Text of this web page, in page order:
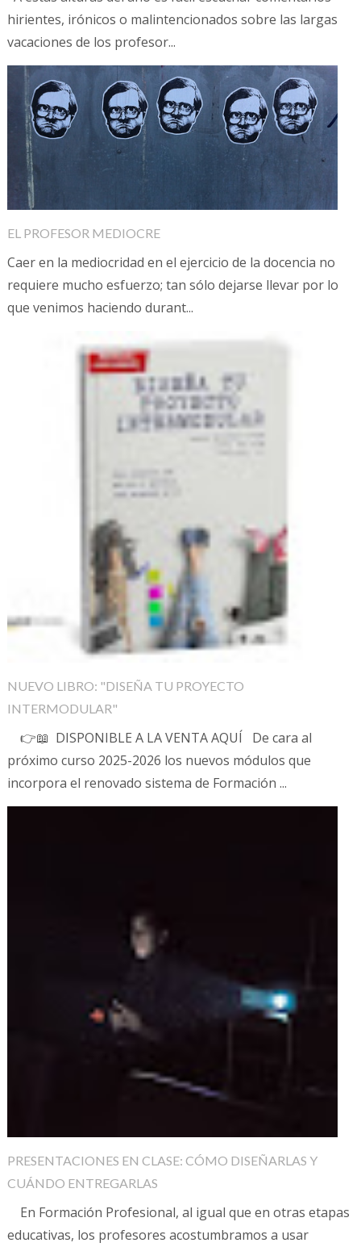
hirientes, irónicos o malintencionados sobre las largas
vacaciones de los profesor...
EL PROFESOR MEDIOCRE
Caer en la mediocridad en el ejercicio de la docencia no
requiere mucho esfuerzo; tan sólo dejarse llevar por lo
que venimos haciendo durant...
NUEVO LIBRO: "DISEÑA TU PROYECTO
INTERMODULAR"
👉📖 DISPONIBLE A LA VENTA AQUÍ De cara al
próximo curso 2025-2026 los nuevos módulos que
incorpora el renovado sistema de Formación ...
PRESENTACIONES EN CLASE: CÓMO DISEÑARLAS Y
CUÁNDO ENTREGARLAS
En Formación Profesional, al igual que en otras etapas
educativas, los profesores acostumbramos a usar